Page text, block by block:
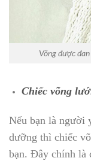
Võng được
Chiếc võng
Nếu bạn là người
dưỡng thì chiếc
bạn. Đây chính là